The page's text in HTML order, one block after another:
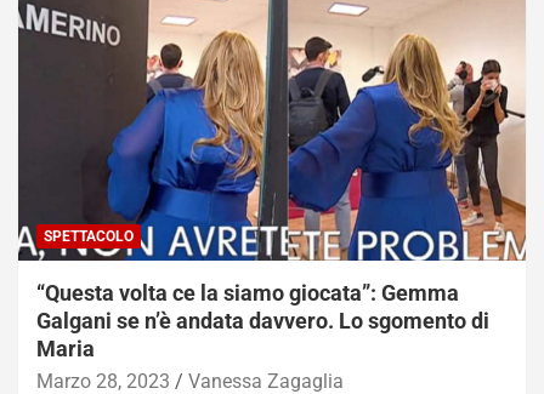
SPETTACOLO
“Questa volta ce la siamo giocata”: Gemma
Galgani se n’è andata davvero. Lo sgomento di
Maria
Marzo 28, 2023 Vanessa Zagaglia